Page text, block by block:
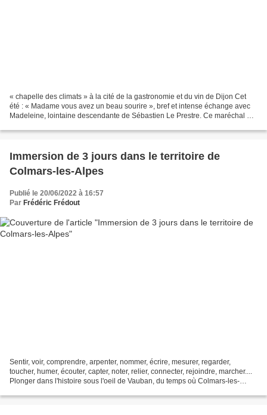
« chapelle des climats » à la cité de la gastronomie et du vin de Dijon Cet
été : « Madame vous avez un beau sourire », bref et intense échange avec
Madeleine, lointaine descendante de Sébastien Le Prestre. Ce maréchal de
Immersion de 3 jours dans le territoire de
Colmars-les-Alpes
Publié le 20/06/2022 à 16:57
Par Frédéric Frédout
Sentir, voir, comprendre, arpenter, nommer, écrire, mesurer, regarder,
toucher, humer, écouter, capter, noter, relier, connecter, rejoindre, marcher....
Plonger dans l'histoire sous l'oeil de Vauban, du temps où Colmars-les-